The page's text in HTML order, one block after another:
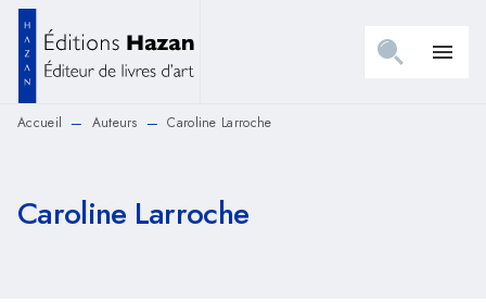
MENU RECHERCHE
PIED DE PAGE
menu
Accueil — Auteurs — Caroline Larroche
Caroline Larroche